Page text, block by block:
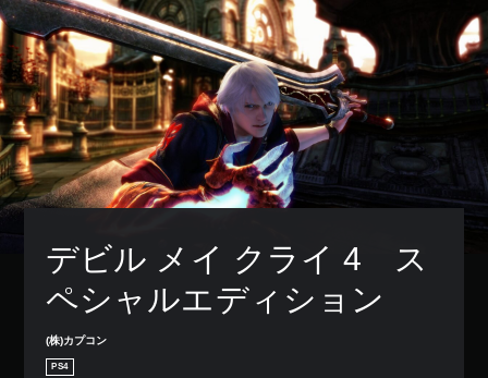
デビル メイ クライ 4　ス
ペシャルエディション
(株)カプコン
PS4